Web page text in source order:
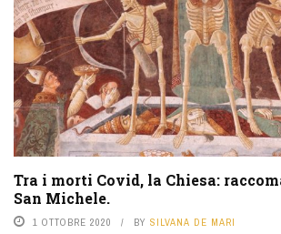
Tra i morti Covid, la Chiesa:
San Michele.
1 OTTOBRE 2020 BY SILVANA DE MARI